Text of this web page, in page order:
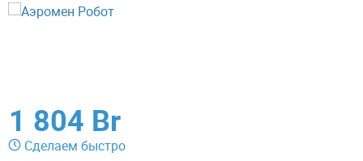
1 804 Br
Сделаем быстро